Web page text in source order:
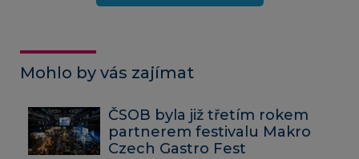
Mohlo by vás zajímat
ČSOB byla již třetím rokem
partnerem festivalu Makro
Czech Gastro Fest